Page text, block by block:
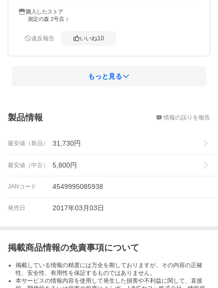
■ iPhoneに接続したときに、2週間弱の期限で限定保証と表
示されていて、保証開始されてる！？と不安になりながら
に切り替わった。
■ 途中で領収書にシリアル番号を記載して送信する必要が
■ 購入当初、楽しみにしていた空間オーディオ機能がiPhon
近くに放置して数時間待つことでファームウェアが自動更
購入したストア
測定の森 2号店
違反報告 いいね10
もっと見る
製品情報 情報の誤りを報告
最安値（新品） 31,730円
最安値（中古） 5,800円
JANコード 4549995085938
発売日 2017年03月03日
掲載商品情報の免責事項について
掲載している情報の精度には万全を期しておりますが、その内容の正確
性、安全性、有用性を保証するものではありません。
本サービスの情報内容を使用して発生した損害や不利益に関して、直接